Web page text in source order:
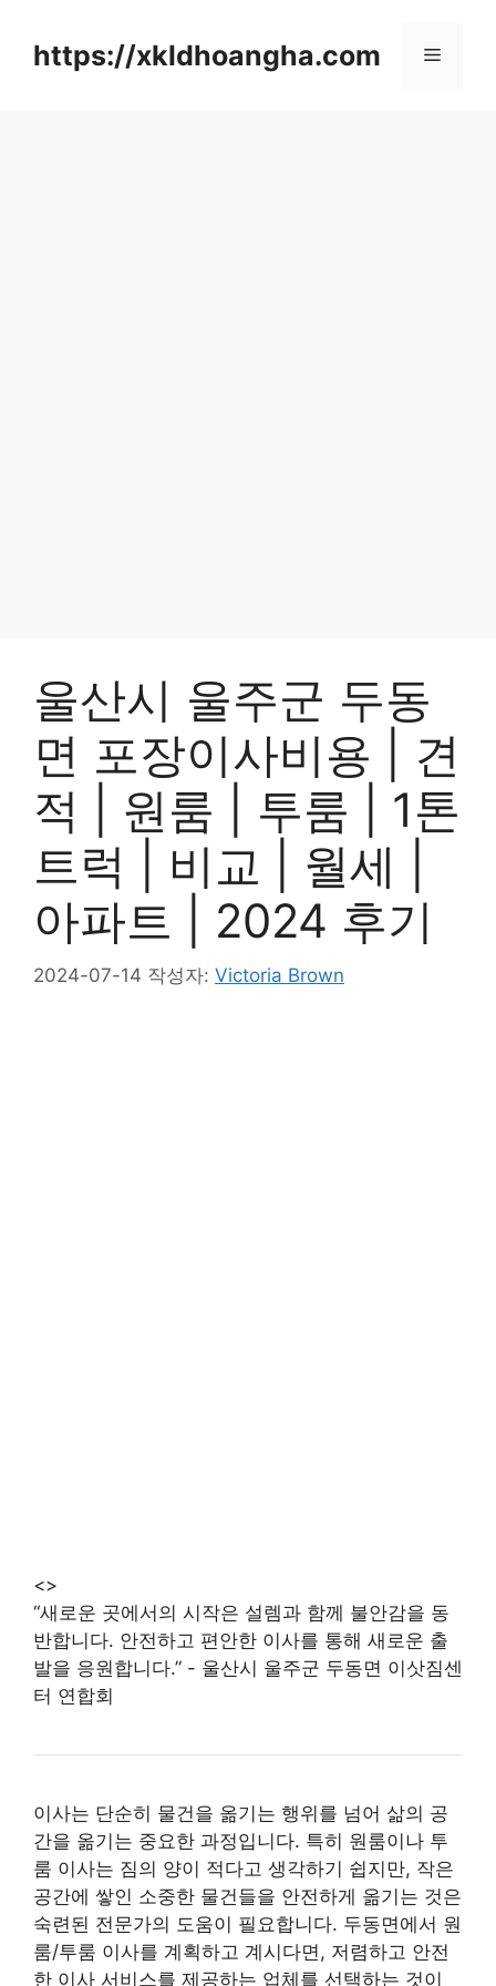
https://xkldhoangha.com 메
울산시 울주군 두동
면 포장이사비용 | 견
적 | 원룸 | 투룸 | 1톤
트럭 | 비교 | 월세 |
아파트 | 2024 후기
2024-07-14 작성자: Victoria Brown
<>
“새로운 곳에서의 시작은 설렘과 함께 불안감을 동
반합니다. 안전하고 편안한 이사를 통해 새로운 출
발을 응원합니다.” - 울산시 울주군 두동면 이삿짐센
터 연합회
이사는 단순히 물건을 옮기는 행위를 넘어 삶의 공
간을 옮기는 중요한 과정입니다. 특히 원룸이나 투
룸 이사는 짐의 양이 적다고 생각하기 쉽지만, 작은
공간에 쌓인 소중한 물건들을 안전하게 옮기는 것은
숙련된 전문가의 도움이 필요합니다. 두동면에서 원
룸/투룸 이사를 계획하고 계시다면, 저렴하고 안전
한 이사 서비스를 제공하는 업체를 선택하는 것이